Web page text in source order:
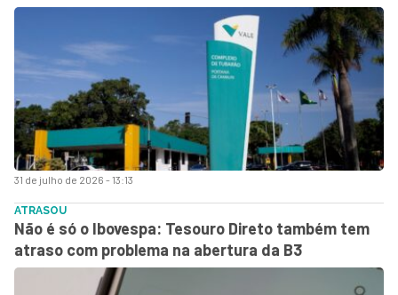
31 de julho de 2026 - 13:13
ATRASOU
Não é só o Ibovespa: Tesouro Direto também tem
atraso com problema na abertura da B3